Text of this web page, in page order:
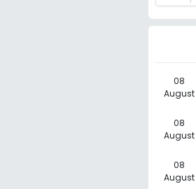
08
August
08
August
08
August